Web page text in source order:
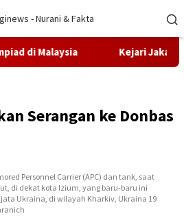
Kejari Jakarta Timur
Serangan ke Donbas
Personnel Carrier (APC) dan tank, saat
di dekat kota Izium, yang baru-baru ini
Ukraina, di wilayah Kharkiv, Ukraina 19